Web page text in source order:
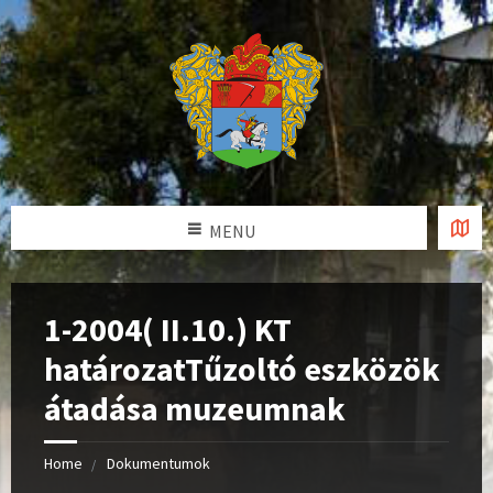
MENU
1-2004( II.10.) KT
határozatTűzoltó eszközök
átadása muzeumnak
Home Dokumentumok